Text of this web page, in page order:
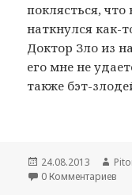
поклясться, что
наткнулся как-
Доктор Зло из
его мне не
также бэт-
Опубликовано
24.08.2013
0 Комментариев